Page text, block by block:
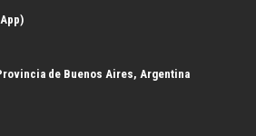
de Buenos Aires, Argentina